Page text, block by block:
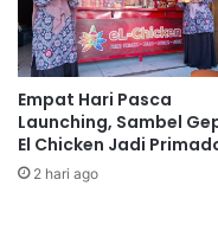
Empat Hari Pasca
Launching, Sambel
El Chicken Jadi
2 hari ago